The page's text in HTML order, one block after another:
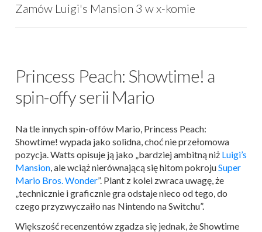
Zamów Luigi's Mansion 3 w x-komie
Princess Peach: Showtime! a
spin-offy serii Mario
Na tle innych spin-offów Mario, Princess Peach:
Showtime! wypada jako solidna, choć nie przełomowa
pozycja. Watts opisuje ją jako „bardziej ambitną niż Luigi’s
Mansion , ale wciąż nierównającą się hitom pokrojuSuper
Mario Bros. Wonder”. Plant z kolei zwraca uwagę, że
„technicznie i graficznie gra odstaje nieco od tego, do
czego przyzwyczaiło nas Nintendo na Switchu”.
Większość recenzentów zgadza się jednak, że Showtime